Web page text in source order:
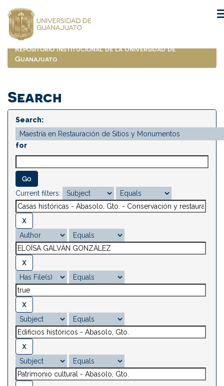
navigation
Repositorio Institucional de la Universidad de
Guanajuato
Search
Search:
for
Current filters: